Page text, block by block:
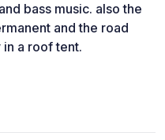
bass music. also the
and the road
a roof tent.